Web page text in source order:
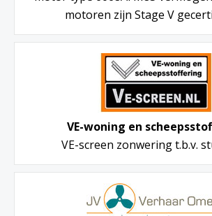
motoren zijn Stage V
VE-woning en
VE-screen zonwering t.b.v.